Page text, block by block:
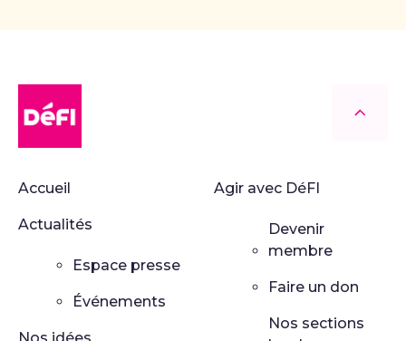
Accueil
Actualités
Espace presse
Événements
Agir avec DéFI
Devenir
membre
Faire un don
Nos sections